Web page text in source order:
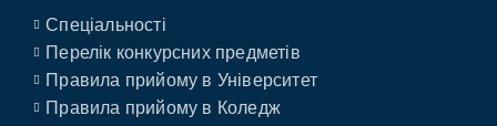
Спеціальності
Перелік конкурсних предметів
Правила прийому в Університет
Правила прийому в Коледж